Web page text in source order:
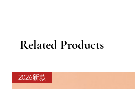
Related Products
2026新款